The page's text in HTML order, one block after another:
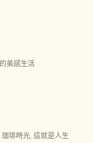
美感生活
珈琲時光 這就是人生